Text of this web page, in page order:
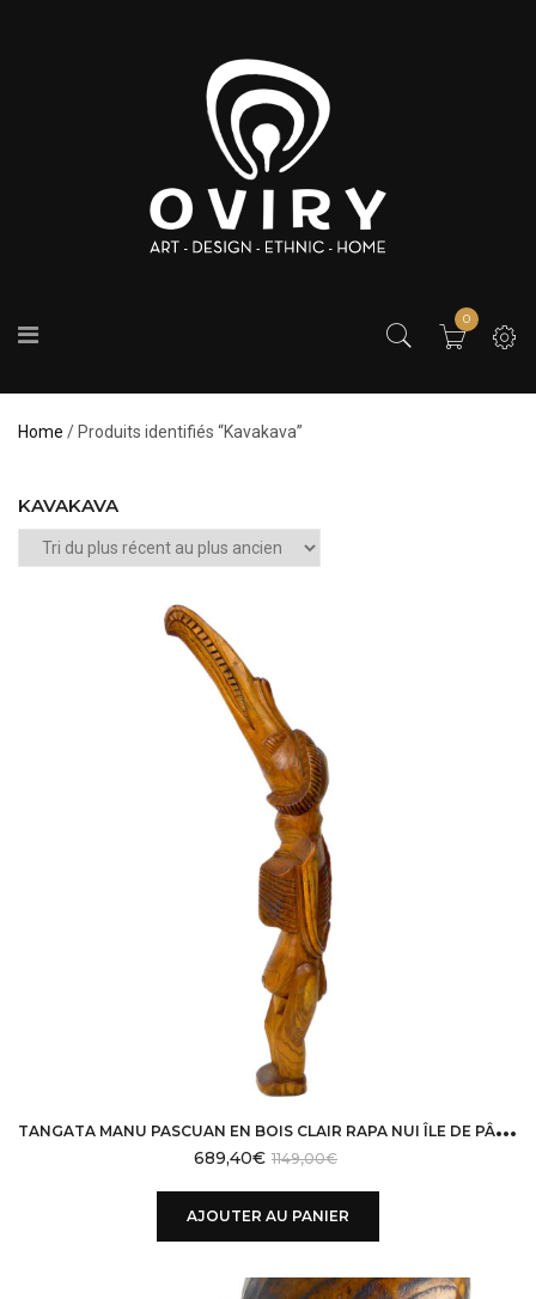
0
Home / Produits identifiés “Kavakava”
KAVAKAVA
T
ANGATA MANU PASCUAN EN BOIS CLAIR RAPA NUI ÎLE DE PÂQUES
1149,00€
689,40€
AJOUTER AU PANIER